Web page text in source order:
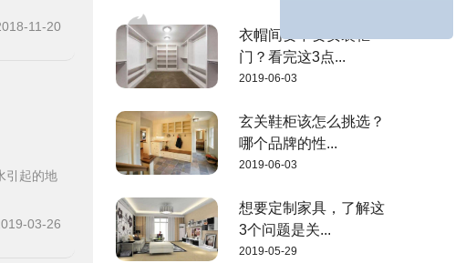
11-20
引起的地
03-26
衣帽间要不要安装柜
门？看完这3点...
2019-06-03
玄关鞋柜该怎么挑选？
哪个品牌的性...
2019-06-03
想要定制家具，了解这
3个问题是关...
2019-05-29